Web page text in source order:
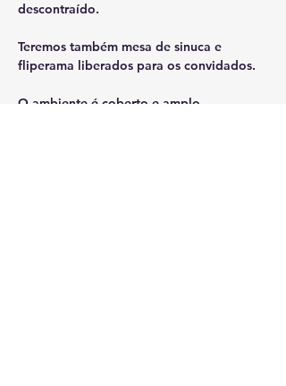
descontraído.
Teremos também mesa de sinuca e
fliperama liberados para os convidados.
O ambiente é coberto e amplo,